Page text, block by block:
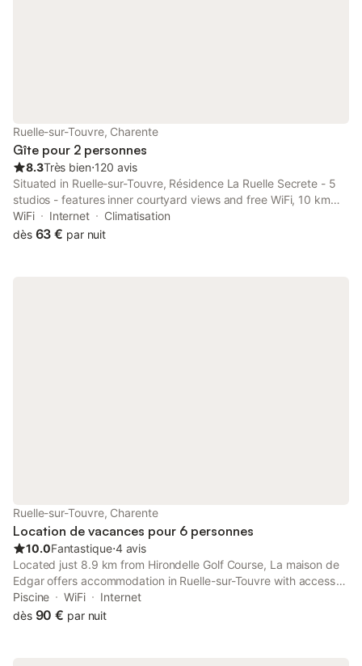
Ruelle-sur-Touvre, Charente
Gîte pour 2 personnes
8.3Très bien⋅120 avis
Situated in Ruelle-sur-Touvre, Résidence La Ruelle Secrete - 5
studios - features inner courtyard views and free WiFi, 10 km
from Hirondelle Golf Course and 47 km from Cognac Golf
Course.
WiFi Internet
Climatisation
dès 63 € par nuit
Ruelle-sur-Touvre, Charente
Location de vacances pour 6 personnes
10.0Fantastique⋅4 avis
Located just 8.9 km from Hirondelle Golf Course, La maison de
Edgar offers accommodation in Ruelle-sur-Touvre with access
to a seasonal outdoor swimming pool, free bikes, as well as a
24-hour front desk.
Piscine WiFi
Internet
dès 90 € par nuit